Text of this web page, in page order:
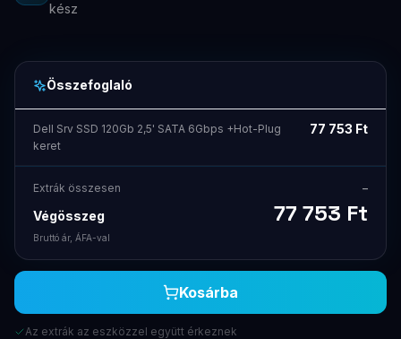
kész
Összefoglaló
Dell Srv SSD 120Gb 2,5' SATA 6Gbps +Hot-Plug
keret
77 753 Ft
Extrák összesen –
Végösszeg 77 753 Ft
Bruttó ár, ÁFA-val
Kosárba
Az extrák az eszközzel együtt érkeznek